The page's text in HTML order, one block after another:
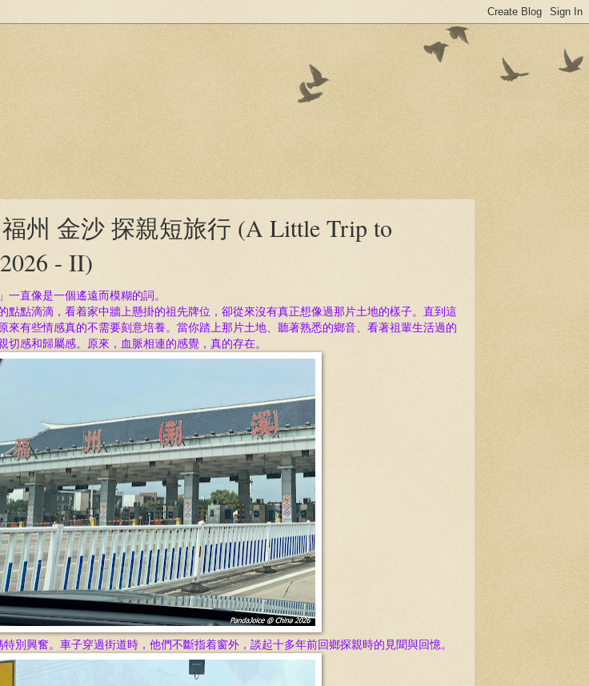
州 金沙 探親短旅行 (A Little Trip to
- II)
」 一直像是一個遙遠而模糊的詞。
點點滴滴，看着家中牆上懸掛的祖先牌位，卻從來沒有真正想像過那片土地的樣子。直到這
來有些情感真的不需要刻意培養。當你踏上那片土地、聽著熟悉的鄉音、看著祖輩生活過的
切感和歸屬感。原來，血脈相連的感覺，真的存在。
別興奮。車子穿過街道時，他們不斷指着窗外，談起十多年前回鄉探親時的見聞與回憶。